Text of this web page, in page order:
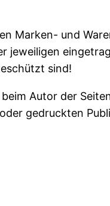
Marken- und
sind!
Autor der
gedruckten